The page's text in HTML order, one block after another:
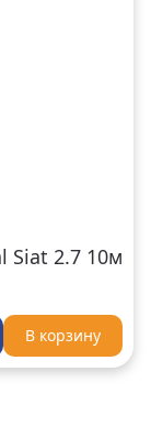
Siat 2.7 10м
В корзину